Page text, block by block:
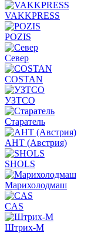
VAKKPRESS
POZIS
Север
COSTAN
УЗТСО
Старатель
АНТ (Австрия)
SHOLS
Марихолодмаш
CAS
Штрих-М